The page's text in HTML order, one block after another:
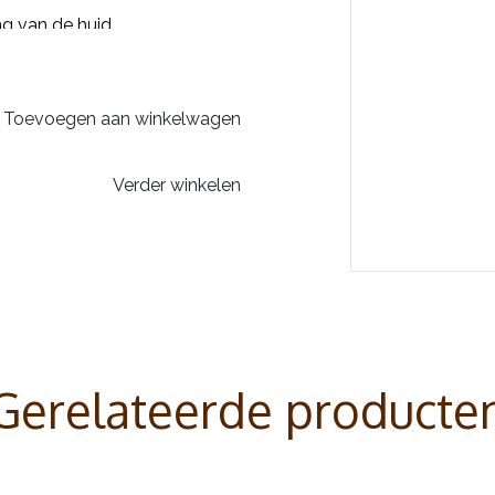
van de huid.
Toevoegen aan winkelwagen
Verder winkelen